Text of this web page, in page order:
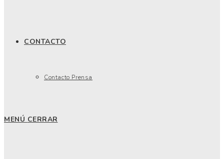
CONTACTO
Contacto Prensa
MENÚ CERRAR